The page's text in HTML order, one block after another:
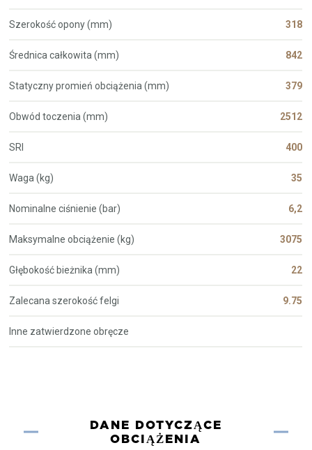
Szerokość opony (mm) 318
Średnica całkowita (mm) 842
Statyczny promień obciążenia (mm) 379
Obwód toczenia (mm) 2512
SRI 400
Waga (kg) 35
Nominalne ciśnienie (bar) 6,2
Maksymalne obciążenie (kg) 3075
Głębokość bieżnika (mm) 22
Zalecana szerokość felgi 9.75
Inne zatwierdzone obręcze
DANE DOTYCZĄCE
OBCIĄŻENIA